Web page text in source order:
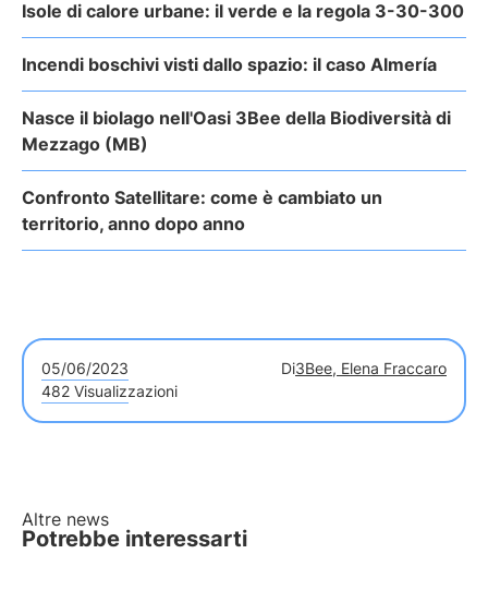
Isole di calore urbane: il verde e la regola 3-30-300
Incendi boschivi visti dallo spazio: il caso Almería
Nasce il biolago nell'Oasi 3Bee della Biodiversità di
Mezzago (MB)
Confronto Satellitare: come è cambiato un
territorio, anno dopo anno
05/06/2023 Di3Bee, Elena Fraccaro
482 Visualizzazioni
Altre news
Potrebbe interessarti